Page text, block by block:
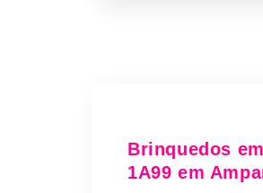
Brinquedos
1A99 em